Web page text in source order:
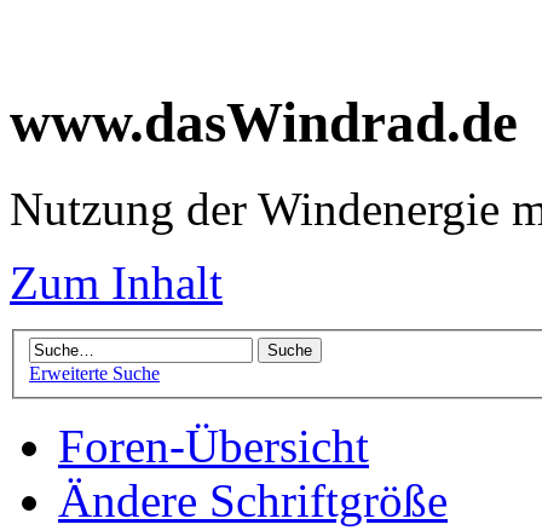
www.dasWindrad.de
Nutzung der Windenergie
Zum Inhalt
Erweiterte Suche
Foren-Übersicht
Ändere Schriftgröße